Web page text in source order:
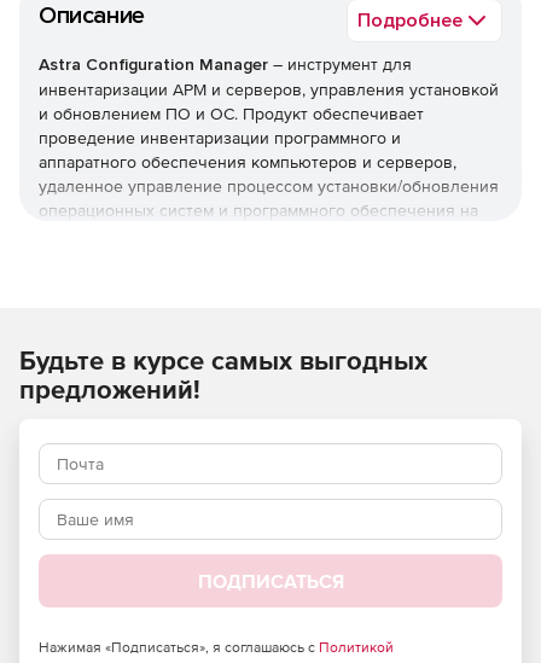
Описание Подробнее
Astra Configuration Manager – инструмент для
инвентаризации АРМ и серверов, управления установкой
и обновлением ПО и ОС. Продукт обеспечивает
проведение инвентаризации программного и
аппаратного обеспечения компьютеров и серверов,
удаленное управление процессом установки/обновления
операционных систем и программного обеспечения на
Инвентаризация лицензий ОС Astra Linux.
Инвентаризация аппаратной части.
Настройка правил инвентаризации данных.
Конфигурирование
Настройка ПО на целевых компьютерах и серверах.
Будьте в курсе самых выгодных
предложений!
ПОДПИСАТЬСЯ
Нажимая «Подписаться», я соглашаюсь с Политикой